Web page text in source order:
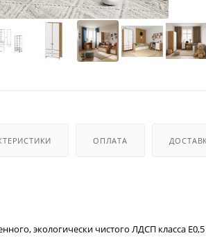
ОПЛАТА
экологически чистого ЛДСП класса Е0,5